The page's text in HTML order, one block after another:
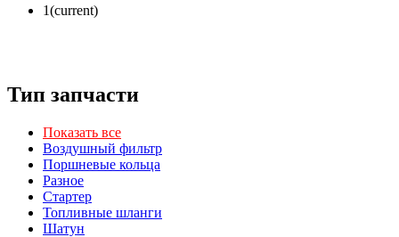
1(current)
Тип запчасти
Показать все
Воздушный фильтр
Поршневые кольца
Разное
Стартер
Топливные шланги
Шатун